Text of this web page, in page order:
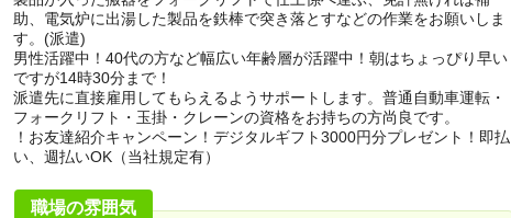
助、電気炉に出湯した製品を鉄棒で突き落とすなどの作業をお願いしま
す。(派遣)
男性活躍中！40代の方など幅広い年齢層が活躍中！朝はちょっぴり早い
ですが14時30分まで！
派遣先に直接雇用してもらえるようサポートします。普通自動車運転・
フォークリフト・玉掛・クレーンの資格をお持ちの方尚良です。
！お友達紹介キャンペーン！デジタルギフト3000円分プレゼント！即払
い、週払いOK（当社規定有）
職場の雰囲気